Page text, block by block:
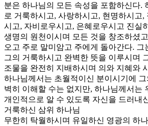
분은 하나님의 모든 속성을 포함하신다.
로 거룩하시고, 사랑하시고, 현명하시고,
시고, 자비로우시고, 은혜로우시고 진실
생명의 원천이시며 모든 것을 창조하셨
오고 주로 말미암고 주에게 돌아간다. 그
그의 거룩하시고 완벽한 뜻을 이루시며
조물을 완전히 지배하시며 의와 지혜와
하나님께서는 초월적이신 분이시기에
벽히 이해할 수는 없지만, 하나님께서는
개인적으로 알 수 있도록 자신을 드러내
거룩하신 삼위 하나님
무한히 탁월하시며 유일하신 영광의 하